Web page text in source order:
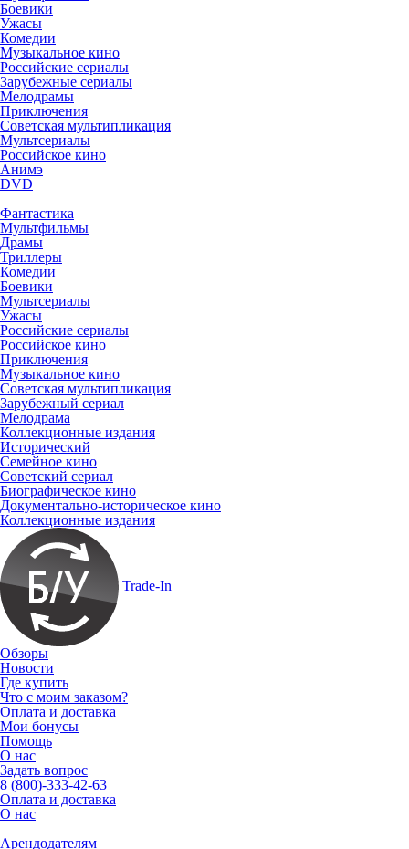
Боевики
Ужасы
Комедии
Музыкальное кино
Российские сериалы
Зарубежные сериалы
Мелодрамы
Приключения
Советская мультипликация
Мультсериалы
Российское кино
Анимэ
DVD
Фантастика
Мультфильмы
Драмы
Триллеры
Комедии
Боевики
Мультсериалы
Ужасы
Российские сериалы
Российское кино
Приключения
Музыкальное кино
Советская мультипликация
Зарубежный сериал
Мелодрама
Коллекционные издания
Исторический
Семейное кино
Советский сериал
Биографическое кино
Документально-историческое кино
Коллекционные издания
Trade-In
Обзоры
Новости
Где купить
Что с моим заказом?
Оплата и доставка
Мои бонусы
Помощь
О нас
Задать вопрос
8 (800)-333-42-63
Оплата и доставка
О нас
Арендодателям